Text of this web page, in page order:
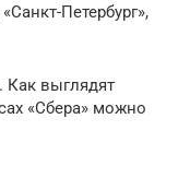
Петербург»,
Как выглядят
«Сбера» можно